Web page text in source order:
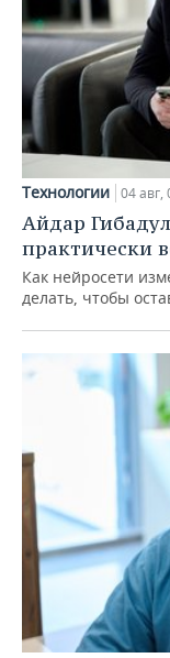
Технологии 04 авг,
Айдар
практически
Как нейросети
делать, чтобы